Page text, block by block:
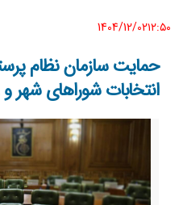
1404/12/02١٢:٥٠
حمایت سازمان نظام
انتخابات شوراهای شهر و